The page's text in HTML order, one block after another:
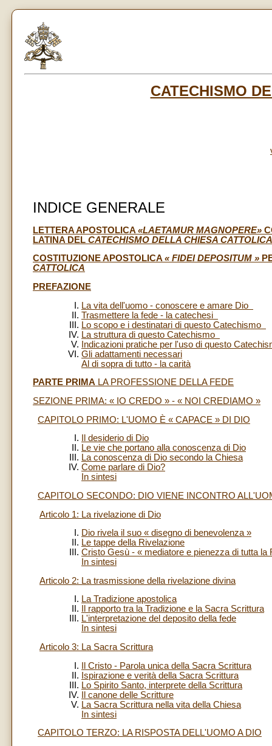
CATECHISMO
INDICE GENERALE
LETTERA APOSTOLICA «LAETAMUR MAGNOPERE»
LATINA DEL CATECHISMO DELLA CHIESA
COSTITUZIONE APOSTOLICA« FIDEI DEPOSITUM »
CATTOLICA
PREFAZIONE
La vita dell'uomo - conoscere e amare Dio
Trasmettere la fede - la catechesi
Lo scopo e i destinatari di questo Catechismo
La struttura di questo Catechismo
Indicazioni pratiche per l'uso di questo
Gli adattamenti necessari
Al di sopra di tutto - la carità
PARTE PRIMA LA PROFESSIONE DELLA FEDE
SEZIONE PRIMA: « IO CREDO » - « NOI CREDIAMO »
CAPITOLO PRIMO: L'UOMO È « CAPACE » DI DIO
Il desiderio di Dio
Le vie che portano alla conoscenza di Dio
La conoscenza di Dio secondo la Chiesa
Come parlare di Dio?
In sintesi
CAPITOLO SECONDO: DIO VIENE INCONTRO
Articolo 1: La rivelazione di Dio
Dio rivela il suo « disegno di benevolenza »
Le tappe della Rivelazione
Cristo Gesù - « mediatore e pienezza di tutta la
In sintesi
Articolo 2: La trasmissione della rivelazione divina
La Tradizione apostolica
Il rapporto tra la Tradizione e la Sacra Scrittura
L'interpretazione del deposito della fede
In sintesi
Articolo 3: La Sacra Scrittura
Il Cristo - Parola unica della Sacra Scrittura
Ispirazione e verità della Sacra Scrittura
Lo Spirito Santo, interprete della Scrittura
Il canone delle Scritture
La Sacra Scrittura nella vita della Chiesa
In sintesi
CAPITOLO TERZO: LA RISPOSTA DELL'UOMO A DIO